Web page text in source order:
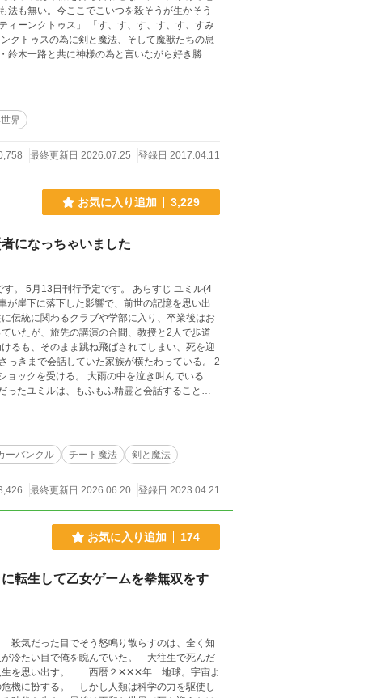
も無い。今ここでこいつを殺そうが生かそう
ーンクトゥス」 「す、す、す、す、す、すみ
鈴木一路と共に神様の為と言いながら好き勝手
などが出てきます
字脱字報告は不要です。 ※無断転載は厳に禁じ
界
最終更新日 2026.07.25 登録日 2017.04.11
お気に入り追加 3,229
になっちゃいました
行予定です。 あらすじ ユミル(4
伝統に関わるクラブや学部に入り、卒業後はお
いたが、旅先の講演の合間、教授と2人で歩道
るも、そのまま跳ね飛ばされてしまい、死を迎
の中を泣き叫んでいる
ったユミルは、もふもふ精霊と会話することで
ることで、皆がほっこり心を癒されていく。
適な生活を目指します。
ーバンクル チート魔法 剣と魔法
最終更新日 2026.06.20 登録日 2023.04.21
お気に入り追加 174
転生して乙女ゲームを拳無双をす
殺気だった目でそう怒鳴り散らすのは、全く知
冷たい目で俺を睨んでいた。 大往生で死んだ
人生を思い出す。 西暦２✕✕✕年 地球。宇宙よ
機に扮する。 しかし人類は科学の力を駆使し